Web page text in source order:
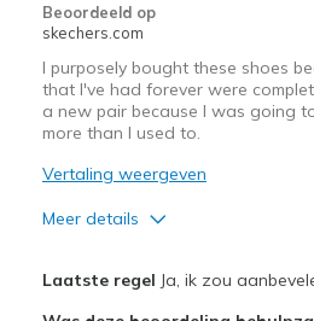
Beoordeeld op
skechers.com
I purposely bought these shoes
that I've had forever were
a new pair because I was going
more than I used to.
Vertaling weergeven
Meer details
Laatste regel Ja, ik zou